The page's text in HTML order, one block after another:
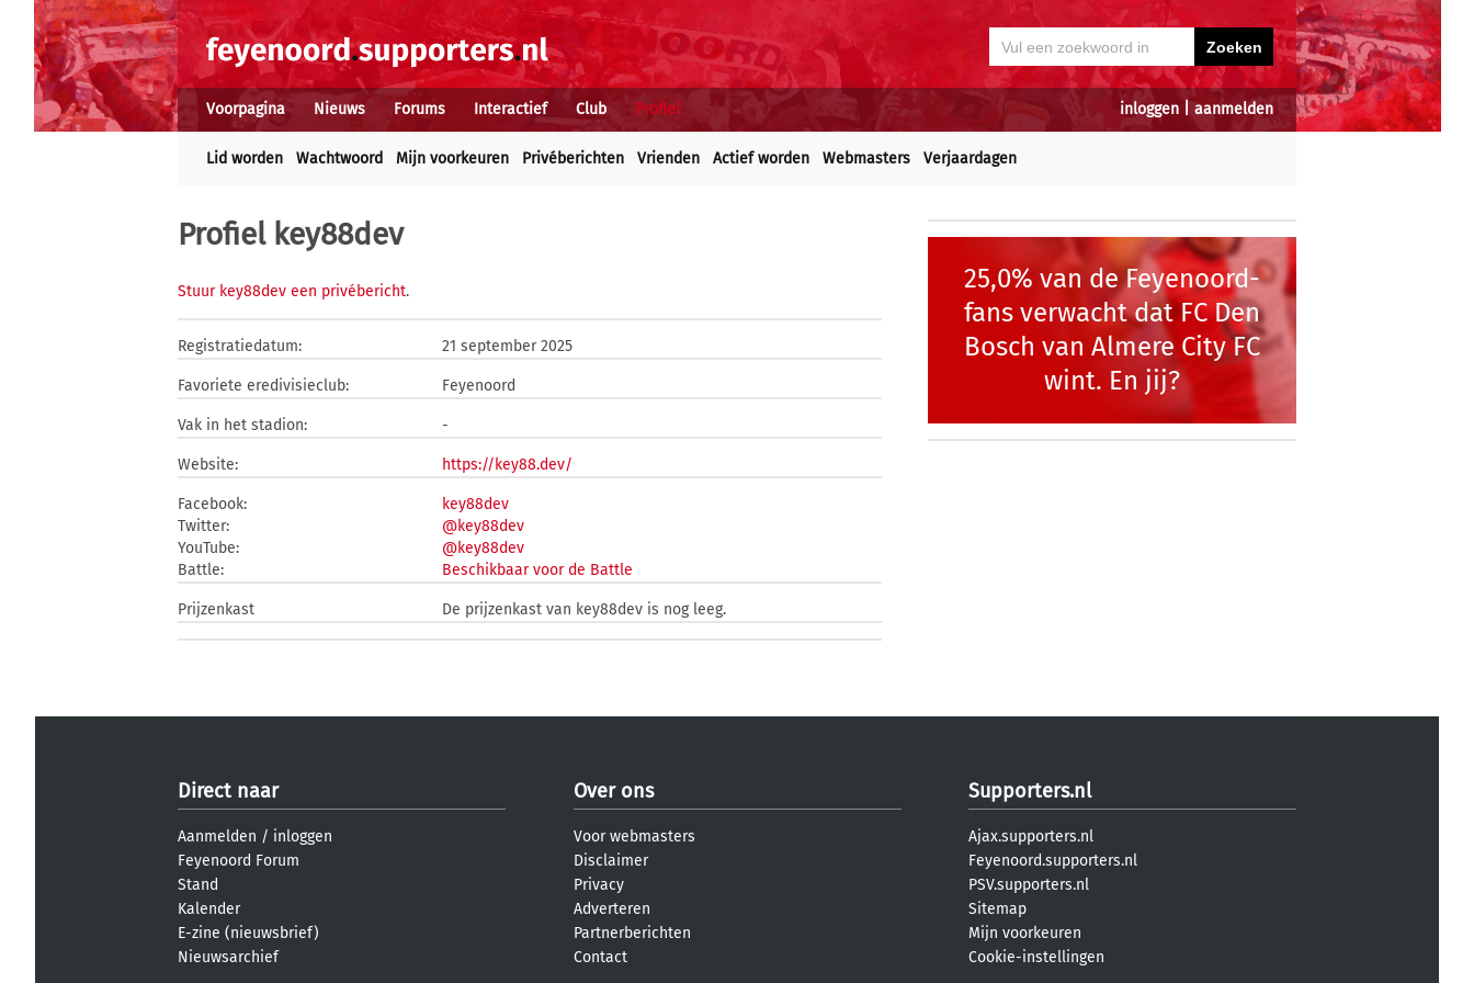
inloggen aanmelden
Voorpagina Nieuws Forums Interactief Club Profiel
Lid worden Wachtwoord Mijn voorkeuren Privéberichten Vrienden Actief worden Webmasters Verjaardagen
Profiel key88dev
Stuur key88dev een privébericht.
Registratiedatum: 21 september 2025
Favoriete eredivisieclub: Feyenoord
Vak in het stadion: -
Website: https://key88.dev/
Facebook:
key88dev
Twitter:
@key88dev
YouTube:
@key88dev
Battle:
Beschikbaar voor de Battle
Prijzenkast De prijzenkast van key88dev is nog leeg.
25,0% van de Feyenoord-
fans verwacht dat FC Den
Bosch van Almere City FC
wint. En jij?
Direct naar
Aanmelden / inloggen
Feyenoord Forum
Stand
Kalender
E-zine (nieuwsbrief)
Nieuwsarchief
Over ons
Voor webmasters
Disclaimer
Privacy
Adverteren
Partnerberichten
Contact
Supporters.nl
Ajax.supporters.nl
Feyenoord.supporters.nl
PSV.supporters.nl
Sitemap
Mijn voorkeuren
Cookie-instellingen